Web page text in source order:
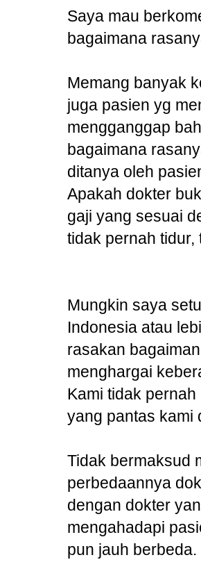
Saya mau
bagaimana
Memang banyak
juga pasien yg
mengganggap
bagaimana
ditanya oleh
Apakah dokter
gaji yang sesuai
tidak pernah
Mungkin saya
Indonesia atau
rasakan
menghargai
Kami tidak
yang pantas kami
Tidak bermaksud
perbedaannya
dengan dokter
mengahadapi
pun jauh berbeda.